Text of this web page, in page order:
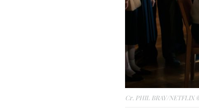
Cr. PHIL BRAY/NETFLIX